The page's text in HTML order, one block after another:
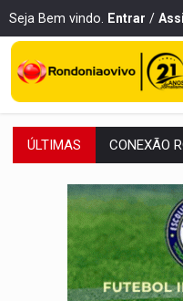
Seja Bem vindo. Entrar /
ÚLTIMAS DA
'RIO
SEM
VÍDEO: